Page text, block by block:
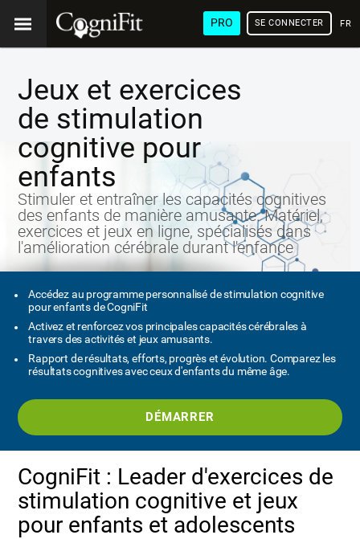
PRO SE CONNECTER
Jeux et exercices
de stimulation
cognitive pour
enfants
Stimuler et entraîner les capacités cognitives
des enfants de manière amusante. Matériel,
exercices et jeux en ligne, spécialisés dans
l'amélioration cérébrale durant l'enfance
Accédez au programme personnalisé de stimulation cognitive
pour enfants de CogniFit
Activez et renforcez vos principales capacités cérébrales à
travers des activités et jeux amusants.
Rapport de résultats, efforts, progrès et évolution. Comparez les
résultats cognitives avec ceux d'enfants du même âge.
DÉMARRER
CogniFit : Leader d'exercices de
stimulation cognitive et jeux
pour enfants et adolescents